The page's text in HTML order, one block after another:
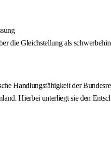
die Gleichstellung als
Handlungsfähigkeit der
Hierbei unterliegt sie den